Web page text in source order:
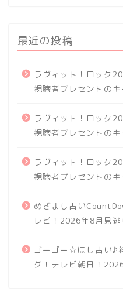
最近の投稿
ラヴィット！ロック
視聴者プレセントのキ
ラヴィット！ロック
視聴者プレセントのキ
ラヴィット！ロック
視聴者プレセントのキ
めざまし占い
レビ！2026年8月見逃
ゴーゴー☆ほし占い♪
グ！テレビ朝日！